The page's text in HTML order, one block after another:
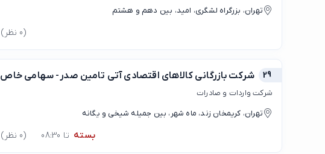
تهران، بزرگراه لشگری، امید، بین دهم و هشتم
(0 نظر)
29 شرکت بازرگانی کالاهای اقتصادی آتی تامین صدر- سهامی خاص
شرکت واردات و صادرات
تهران، کریمخان زند، ماه شهر، بین جمیله شیخی و یگانه
بسته تا 08:30 (0 نظر)